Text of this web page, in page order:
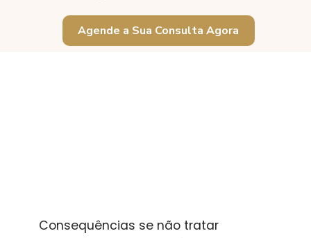
Agende a Sua Consulta Agora
Consequências se não tratar